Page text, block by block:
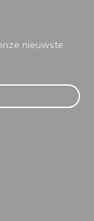
nieuwste